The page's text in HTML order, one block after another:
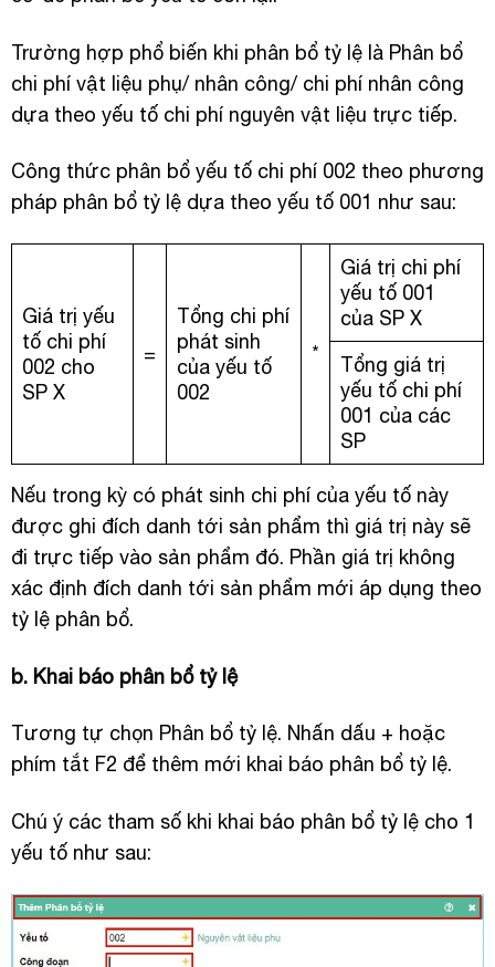
Trường hợp phổ biến khi phân bổ tỷ lệ là Phân bổ
chi phí vật liệu phụ/ nhân công/ chi phí nhân công
dựa theo yếu tố chi phí nguyên vật liệu trực tiếp.
Công thức phân bổ yếu tố chi phí 002 theo phương
pháp phân bổ tỷ lệ dựa theo yếu tố 001 như sau:
Giá trị yếu
tố chi phí
002 cho
SP X
=
Tổng chi phí
phát sinh
của yếu tố
002
*
Giá trị chi phí
yếu tố 001
của SP X
Tổng giá trị
yếu tố chi phí
001 của các
SP
Nếu trong kỳ có phát sinh chi phí của yếu tố này
được ghi đích danh tới sản phẩm thì giá trị này sẽ
đi trực tiếp vào sản phẩm đó. Phần giá trị không
xác định đích danh tới sản phẩm mới áp dụng theo
tỷ lệ phân bổ.
b. Khai báo phân bổ tỷ lệ
Tương tự chọn Phân bổ tỷ lệ. Nhấn dấu + hoặc
phím tắt F2 để thêm mới khai báo phân bổ tỷ lệ.
Chú ý các tham số khi khai báo phân bổ tỷ lệ cho 1
yếu tố như sau: